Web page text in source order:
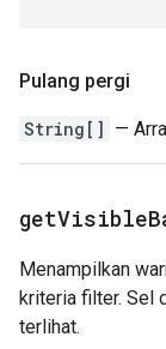
Pulang pergi
String[] —
getVisible
Menampilkan
kriteria filter. Sel
terlihat.